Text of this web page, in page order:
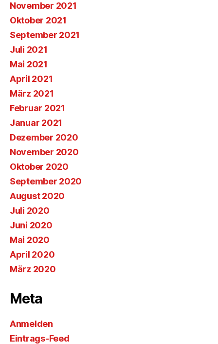
November 2021
Oktober 2021
September 2021
Juli 2021
Mai 2021
April 2021
März 2021
Februar 2021
Januar 2021
Dezember 2020
November 2020
Oktober 2020
September 2020
August 2020
Juli 2020
Juni 2020
Mai 2020
April 2020
März 2020
Meta
Anmelden
Eintrags-Feed